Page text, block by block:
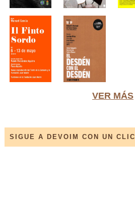
VER MÁS
SIGUE A DEVOIM CON UN CLIC